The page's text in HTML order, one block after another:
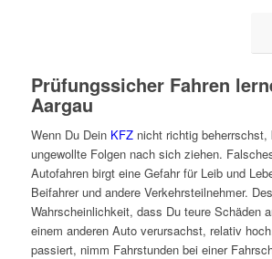
Prüfungssicher Fahren
Aargau
Wenn Du Dein KFZnicht richtig beherrschst,
ungewollte Folgen nach sich ziehen.
Autofahren birgt eine Gefahr für Leib und
Beifahrer und andere Verkehrsteilnehmer.
Wahrscheinlichkeit, dass Du teure Schäden
einem anderen Auto verursachst, relativ
passiert, nimm Fahrstunden bei einer